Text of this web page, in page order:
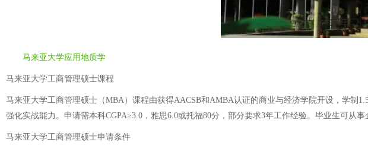
马来亚大学应用地质学
马来亚大学工商管理硕士课程
马来亚大学工商管理硕士（MBA）课程由获得AACSB和AMBA认证的商业与经济学院开设，学制
强化实战能力。申请需本科CGPA≥3.0，雅思6.0或托福80分，部分要求3年工作经验。毕业生可从
马来亚大学工商管理硕士申请条件